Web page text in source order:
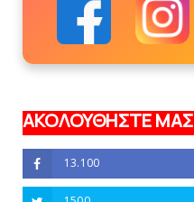
ΑΚΟΛΟΥΘΗΣΤΕ ΜΑΣ
13.100